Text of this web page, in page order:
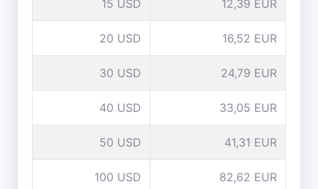
15 USD 12,39 EUR
20 USD 16,52 EUR
30 USD 24,79 EUR
40 USD 33,05 EUR
50 USD 41,31 EUR
100 USD 82,62 EUR